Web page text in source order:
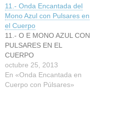
11.- Onda Encantada del
Mono Azul con Pulsares en
el Cuerpo
11.- O E MONO AZUL CON
PULSARES EN EL
CUERPO
octubre 25, 2013
En «Onda Encantada en
Cuerpo con Púlsares»